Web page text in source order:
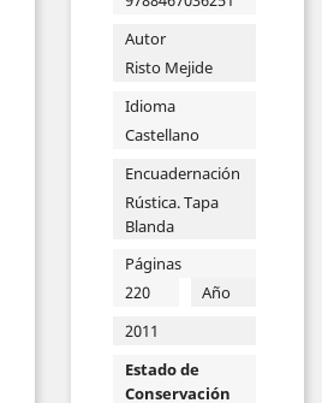
Autor
Risto Mejide
Idioma
Castellano
Encuadernación
Rústica. Tapa
Blanda
Páginas
220
Año
2011
Estado de
Conservación